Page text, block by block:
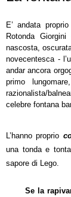
E’ andata
Rotonda
nascosta,
novecentesca -
andar ancora
primo
razionalista/
celebre fontana
L’hanno proprio
una tonda e
sapore di Lego.
Se la